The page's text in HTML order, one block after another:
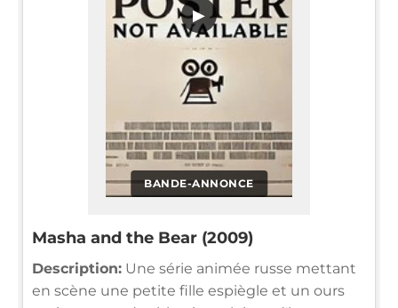
BANDE-ANNONCE
▶
Masha and the Bear (2009)
Description: Une série animée russe mettant
en scène une petite fille espiègle et un ours